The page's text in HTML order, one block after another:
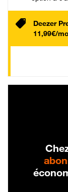
Deezer
11,99€/